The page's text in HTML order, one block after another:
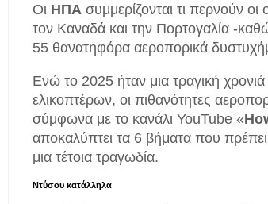
Οι ΗΠΑ συμμερίζονται τι περνούν
τον Καναδά και την Πορτογαλία -
55 θανατηφόρα αεροπορικά
Ενώ το 2025 ήταν μια τραγική
ελικοπτέρων, οι πιθανότητες
σύμφωνα με το κανάλι YouTube «
αποκαλύπτει τα 6 βήματα που πρέπει
μια τέτοια τραγωδία.
Ντύσου κατάλληλα